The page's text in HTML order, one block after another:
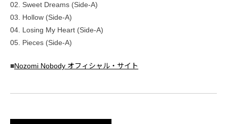
02. Sweet Dreams (Side-A)
03. Hollow (Side-A)
04. Losing My Heart (Side-A)
05. Pieces (Side-A)
■Nozomi Nobody オフィシャル・サイト